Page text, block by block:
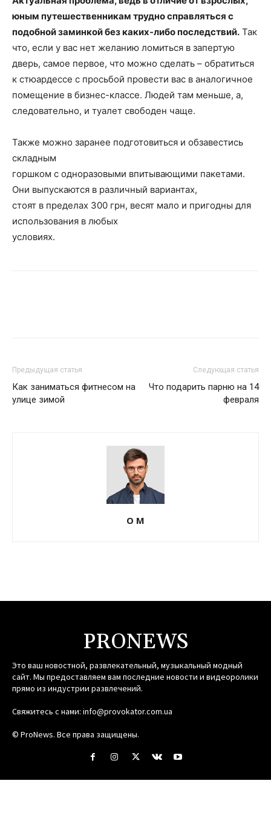
юным путешественникам трудно справляться с
подобной заминкой без каких-либо последствий. Так
что, если у вас нет желанию ломиться в запертую
дверь, самое первое, что можно сделать – обратиться
к стюардессе с просьбой провести вас в аналогичное
помещение в бизнес-классе. Людей там меньше, а,
следовательно, и туалет свободен чаще.
Также можно заранее подготовиться и обзавестись
складным
горшком c одноразовыми впитывающими пакетами.
Они выпускаются в различный вариантах,
стоят в пределах 300 грн, весят мало и пригодны для
использования в любых
условиях.
Предыдущая статья
Как заниматься фитнесом на
улице зимой
Следующая статья
Что подарить парню на 14
февраля
О М
PRONEWS
Это ваш новостной, развлекательный, музыкальный модный
сайт. Мы предоставляем вам последние новости и видеоролики
прямо из индустрии развлечений.
Свяжитесь с нами: info@provokator.com.ua
© ProNews. Все права защищены.